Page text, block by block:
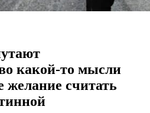
какой-то мысли
желание считать